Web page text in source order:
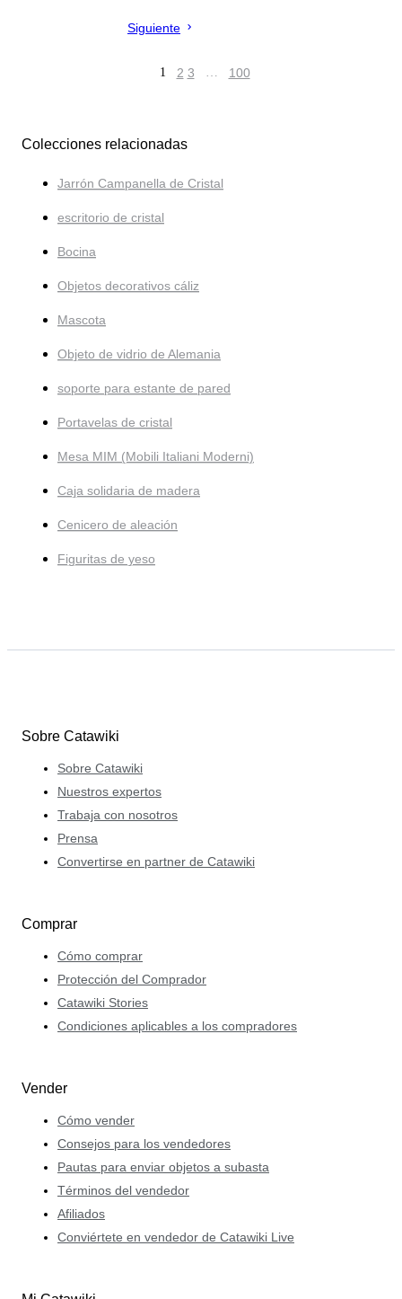
Siguiente
1 2 3 … 100
Colecciones relacionadas
Jarrón Campanella de Cristal
escritorio de cristal
Bocina
Objetos decorativos cáliz
Mascota
Objeto de vidrio de Alemania
soporte para estante de pared
Portavelas de cristal
Mesa MIM (Mobili Italiani Moderni)
Caja solidaria de madera
Cenicero de aleación
Figuritas de yeso
Sobre Catawiki
Sobre Catawiki
Nuestros expertos
Trabaja con nosotros
Prensa
Convertirse en partner de Catawiki
Comprar
Cómo comprar
Protección del Comprador
Catawiki Stories
Condiciones aplicables a los compradores
Vender
Cómo vender
Consejos para los vendedores
Pautas para enviar objetos a subasta
Términos del vendedor
Afiliados
Conviértete en vendedor de Catawiki Live